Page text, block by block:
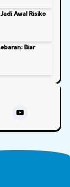
Awal Risiko
Biar